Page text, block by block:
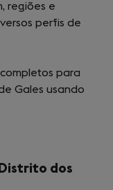
regiões e
perfis de
para
Gales usando
dos